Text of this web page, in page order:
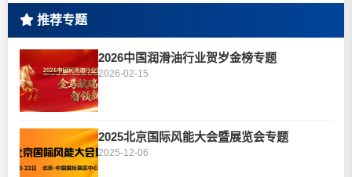
推荐专题
2026中国润滑油行业贺岁金榜专题
2026-02-15
2025北京国际风能大会暨展览会专题
2025-12-06